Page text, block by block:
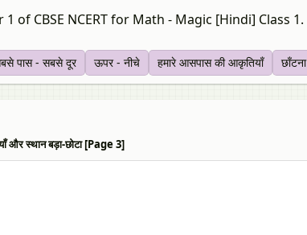
CBSE NCERT for Math - Magic [Hindi] Class 1.
पास - सबसे दूर ऊपर - नीचे हमारे आसपास की आकृतियाँ छाँटना
स्थान बड़ा-छोटा [Page 3]